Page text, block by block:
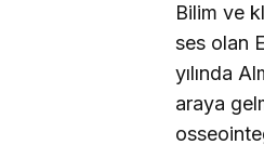
Bilim ve
ses olan
yılında
araya